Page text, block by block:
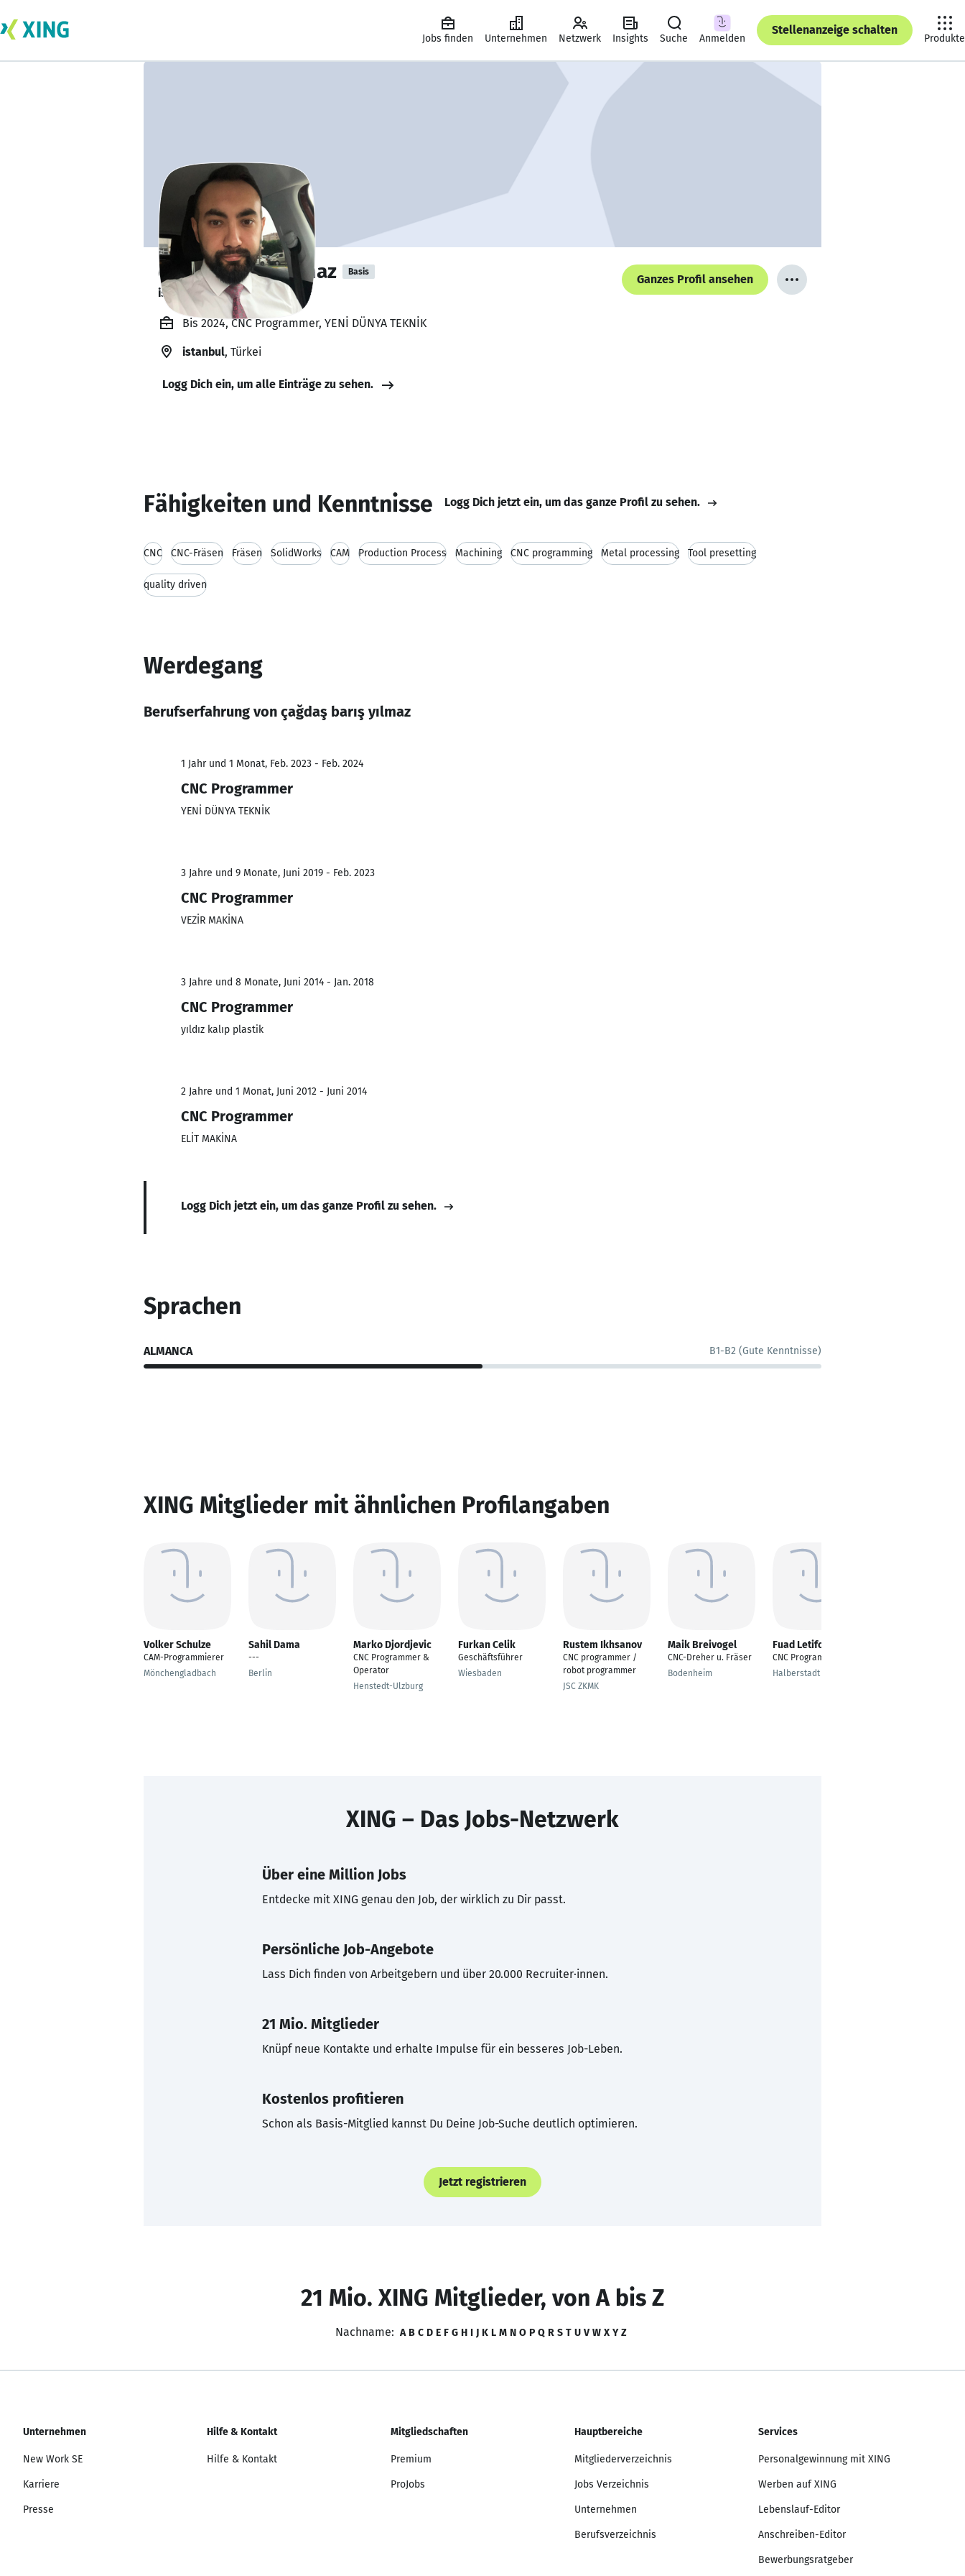
Jobs finden Unternehmen Netzwerk Insights Suche Anmelden
Stellenanzeige schalten
Produkte
çağdaş barış yılmaz Basis
is researching.
Ganzes Profil ansehen
Bis 2024, CNC Programmer, YENİ DÜNYA TEKNİK
istanbul, Türkei
Logg Dich ein, um alle Einträge zu sehen.
Fähigkeiten und Kenntnisse Logg Dich jetzt ein, um das ganze Profil zu sehen.
CNC CNC-Fräsen Fräsen SolidWorks CAM Production Process Machining CNC programming Metal processing Tool presetting
quality driven
Werdegang
Berufserfahrung von çağdaş barış yılmaz
1 Jahr und 1 Monat, Feb. 2023 - Feb. 2024
CNC Programmer
YENİ DÜNYA TEKNİK
3 Jahre und 9 Monate, Juni 2019 - Feb. 2023
CNC Programmer
VEZİR MAKİNA
3 Jahre und 8 Monate, Juni 2014 - Jan. 2018
CNC Programmer
yıldız kalıp plastik
2 Jahre und 1 Monat, Juni 2012 - Juni 2014
CNC Programmer
ELİT MAKİNA
Logg Dich jetzt ein, um das ganze Profil zu sehen.
Sprachen
ALMANCA B1-B2 (Gute Kenntnisse)
XING Mitglieder mit ähnlichen Profilangaben
Volker Schulze
CAM-Programmierer
Mönchengladbach
Sahil Dama
---
Berlin
Marko Djordjevic
CNC Programmer &
Operator
Henstedt-Ulzburg
Furkan Celik
Geschäftsführer
Wiesbaden
Rustem Ikhsanov
CNC programmer /
robot programmer
JSC ZKMK
Maik Breivogel
CNC-Dreher u. Fräser
Bodenheim
Fuad Letifov
CNC Programmer
Halberstadt
XING – Das Jobs-Netzwerk
Über eine Million Jobs
Entdecke mit XING genau den Job, der wirklich zu Dir passt.
Persönliche Job-Angebote
Lass Dich finden von Arbeitgebern und über 20.000 Recruiter·innen.
21 Mio. Mitglieder
Knüpf neue Kontakte und erhalte Impulse für ein besseres Job-Leben.
Kostenlos profitieren
Schon als Basis-Mitglied kannst Du Deine Job-Suche deutlich optimieren.
Jetzt registrieren
21 Mio. XING Mitglieder, von A bis Z
Nachname: A B C D E F G H I J K L M N O P Q R S T U V W X Y Z
Unternehmen
New Work SE
Karriere
Presse
Hilfe & Kontakt
Hilfe & Kontakt
Mitgliedschaften
Premium
ProJobs
Hauptbereiche
Mitgliederverzeichnis
Jobs Verzeichnis
Unternehmen
Berufsverzeichnis
Services
Personalgewinnung mit XING
Werben auf XING
Lebenslauf-Editor
Anschreiben-Editor
Bewerbungsratgeber